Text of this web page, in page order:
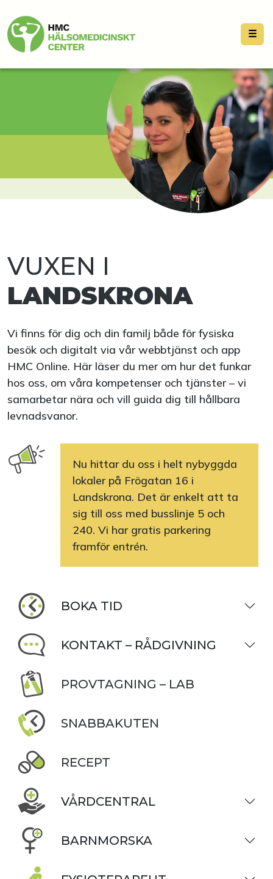
☰
VUXEN I
LANDSKRONA
Vi finns för dig och din familj både för fysiska
besök och digitalt via vår webbtjänst och app
HMC Online. Här läser du mer om hur det funkar
hos oss, om våra kompetenser och tjänster – vi
samarbetar nära och vill guida dig till hållbara
levnadsvanor.
Nu hittar du oss i helt nybyggda
lokaler på Frögatan 16 i
Landskrona. Det är enkelt att ta
sig till oss med busslinje 5 och
240. Vi har gratis parkering
framför entrén.
BOKA TID
KONTAKT – RÅDGIVNING
PROVTAGNING – LAB
SNABBAKUTEN
RECEPT
VÅRDCENTRAL
BARNMORSKA